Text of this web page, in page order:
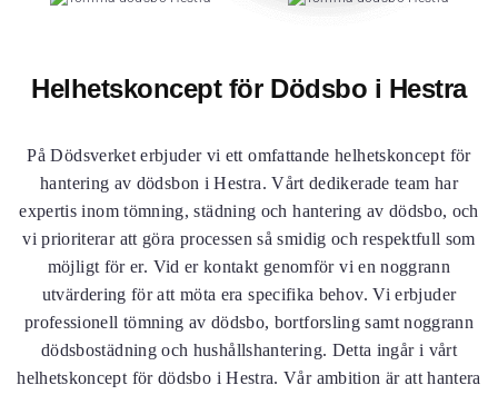
Helhetskoncept för Dödsbo i Hestra
På Dödsverket erbjuder vi ett omfattande helhetskoncept för
hantering av dödsbon i Hestra. Vårt dedikerade team har
expertis inom tömning, städning och hantering av dödsbo, och
vi prioriterar att göra processen så smidig och respektfull som
möjligt för er. Vid er kontakt genomför vi en noggrann
utvärdering för att möta era specifika behov. Vi erbjuder
professionell tömning av dödsbo, bortforsling samt noggrann
dödsbostädning och hushållshantering. Detta ingår i vårt
helhetskoncept för dödsbo i Hestra. Vår ambition är att hantera